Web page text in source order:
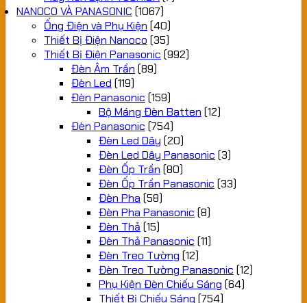
NANOCO VÀ PANASONIC (1067)
Ống Điện và Phụ Kiện (40)
Thiết Bị Điện Nanoco (35)
Thiết Bị Điện Panasonic (992)
Đèn Âm Trần (89)
Đèn Led (119)
Đèn Panasonic (159)
Bộ Máng Đèn Batten (12)
Đèn Panasonic (754)
Đèn Led Dây (20)
Đèn Led Dây Panasonic (3)
Đèn Ốp Trần (80)
Đèn Ốp Trần Panasonic (33)
Đèn Pha (58)
Đèn Pha Panasonic (8)
Đèn Thả (15)
Đèn Thả Panasonic (11)
Đèn Treo Tường (12)
Đèn Treo Tường Panasonic (12)
Phụ Kiện Đèn Chiếu Sáng (64)
Thiết Bị Chiếu Sáng (754)